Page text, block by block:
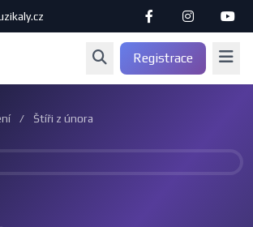
Registrace
/ Štíři z února